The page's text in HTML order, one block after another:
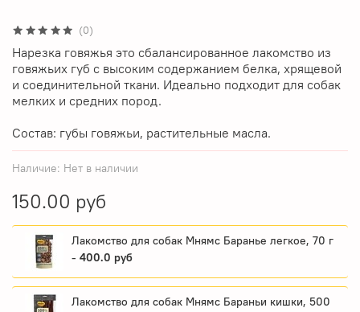
(0)
Наличие: Нет в наличии
150.00 руб
Лакомство для собак Мнямс Баранье легкое, 70 г
- 400.0 руб
Лакомство для собак Мнямс Бараньи кишки, 500
Нарезка говяжья это сбалансированное лакомство из
говяжьих губ с высоким содержанием белка, хрящевой
и соединительной ткани. Идеально подходит для собак
мелких и средних пород.
Состав: губы говяжьи, растительные масла.